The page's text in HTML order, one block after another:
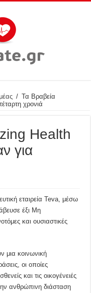
/ Τα Βραβεία
χρονιά
Health
για
εταιρεία Teva, μέσω
έξι Μη
και ουσιαστικές
μια κοινωνική
οι οποίες
και τις οικογένειές
ανθρώπινη διάσταση